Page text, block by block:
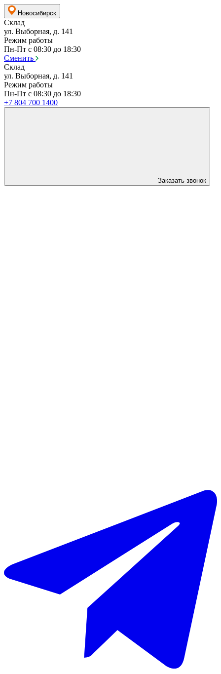
Новосибирск
Склад
ул. Выборная, д. 141
Режим работы
Пн-Пт с 08:30 до 18:30
Сменить
Склад
ул. Выборная, д. 141
Режим работы
Пн-Пт с 08:30 до 18:30
+7 804 700 1400
Заказать звонок